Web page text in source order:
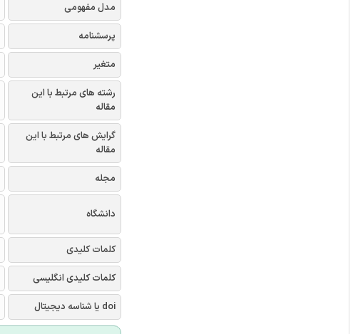
مدل مفهومی
پرسشنامه
متغیر
رشته های مرتبط با این
مقاله
گرایش های مرتبط با این
مقاله
مجله
دانشگاه
کلمات کلیدی
کلمات کلیدی انگلیسی
doi یا شناسه دیجیتال